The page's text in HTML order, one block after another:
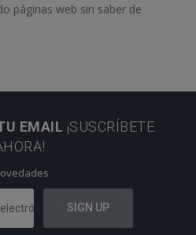
páginas web sin saber de
EMAIL ¡SUSCRÍBETE